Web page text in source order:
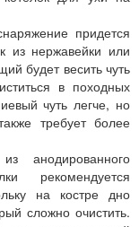
придется
из нержавейки или
будет весить чуть
в походных
чуть легче, но
требует более
анодированного
рекомендуется
на костре дно
сложно очистить.